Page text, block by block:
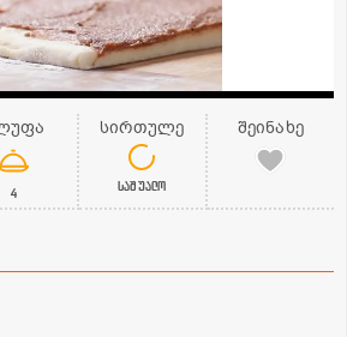
4
სირთულე
საშუალო
შეინახე